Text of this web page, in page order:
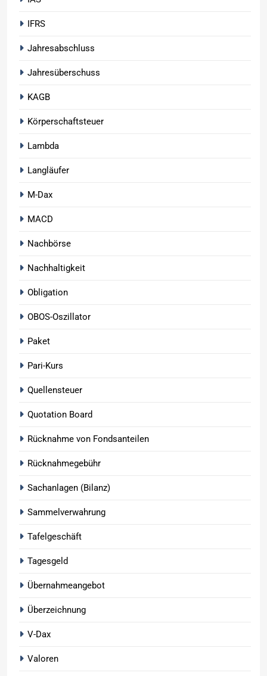
IFRS
Jahresabschluss
Jahresüberschuss
KAGB
Körperschaftsteuer
Lambda
Langläufer
M-Dax
MACD
Nachbörse
Nachhaltigkeit
Obligation
OBOS-Oszillator
Paket
Pari-Kurs
Quellensteuer
Quotation Board
Rücknahme von Fondsanteilen
Rücknahmegebühr
Sachanlagen (Bilanz)
Sammelverwahrung
Tafelgeschäft
Tagesgeld
Übernahmeangebot
Überzeichnung
V-Dax
Valoren